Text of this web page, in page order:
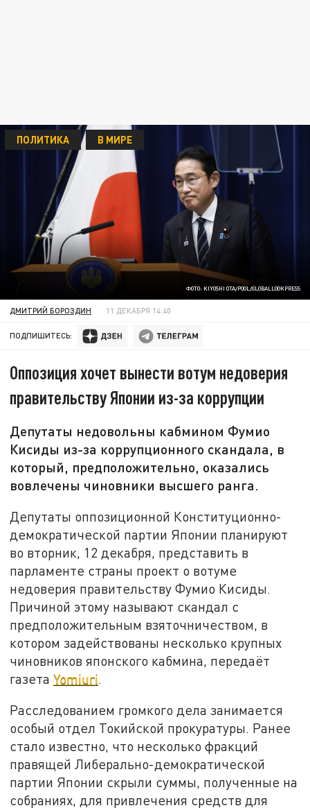
ФОТО: KIYOSHI OTA/POOL/GLOBALLOOKPRESS
ПОЛИТИКА В МИРЕ
ДМИТРИЙ БОРОЗДИН 11 ДЕКАБРЯ 14:40
ПОДПИШИТЕСЬ:
Оппозиция хочет вынести вотум недоверия
правительству Японии из-за коррупции
Депутаты недовольны кабмином Фумио
Кисиды из-за коррупционного скандала, в
который, предположительно, оказались
вовлечены чиновники высшего ранга.
Депутаты оппозиционной Конституционно-
демократической партии Японии планируют
во вторник, 12 декабря, представить в
парламенте страны проект о вотуме
недоверия правительству Фумио Кисиды.
Причиной этому называют скандал с
предположительным взяточничеством, в
котором задействованы несколько крупных
чиновников японского кабмина, передаёт
газетаYomiuri.
Расследованием громкого дела занимается
особый отдел Токийской прокуратуры. Ранее
стало известно, что несколько фракций
правящей Либерально-демократической
партии Японии скрыли суммы, полученные на
собраниях, для привлечения средств для